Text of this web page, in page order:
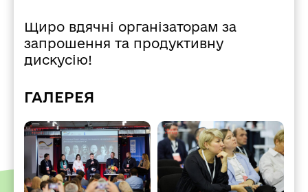
Щиро вдячні організаторам за
запрошення та продуктивну
дискусію!
ГАЛЕРЕЯ